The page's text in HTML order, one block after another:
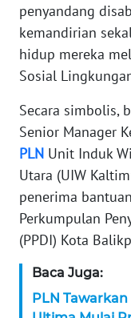
penyandang
kemandirian
hidup mereka
Sosial
Secara simbolis,
Senior Manager
PLN Unit Induk
Utara (UIW
penerima
Perkumpulan
(PPDI) Kota
Baca Juga:
PLN
KARIR
DISCLAIMER
Wahana
Regional
WN
SUMUT
WN
WN
JABAR